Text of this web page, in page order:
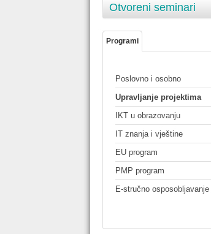
Otvoreni seminari
Programi
Poslovno i osobno
Upravljanje projektima
IKT u obrazovanju
IT znanja i vještine
EU program
PMP program
E-stručno osposobljavanje